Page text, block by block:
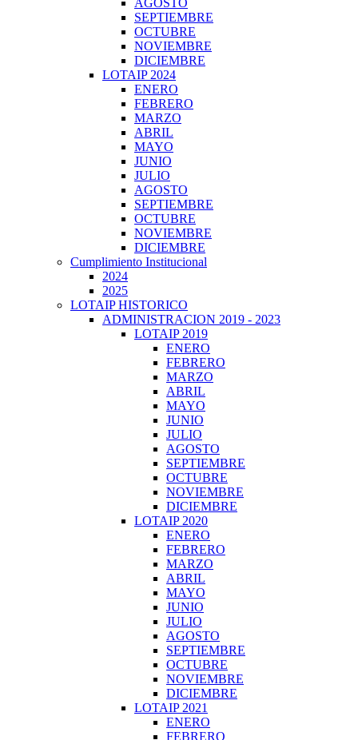
AGOSTO
SEPTIEMBRE
OCTUBRE
NOVIEMBRE
DICIEMBRE
LOTAIP 2024
ENERO
FEBRERO
MARZO
ABRIL
MAYO
JUNIO
JULIO
AGOSTO
SEPTIEMBRE
OCTUBRE
NOVIEMBRE
DICIEMBRE
Cumplimiento Institucional
2024
2025
LOTAIP HISTORICO
ADMINISTRACION 2019 - 2023
LOTAIP 2019
ENERO
FEBRERO
MARZO
ABRIL
MAYO
JUNIO
JULIO
AGOSTO
SEPTIEMBRE
OCTUBRE
NOVIEMBRE
DICIEMBRE
LOTAIP 2020
ENERO
FEBRERO
MARZO
ABRIL
MAYO
JUNIO
JULIO
AGOSTO
SEPTIEMBRE
OCTUBRE
NOVIEMBRE
DICIEMBRE
LOTAIP 2021
ENERO
FEBRERO